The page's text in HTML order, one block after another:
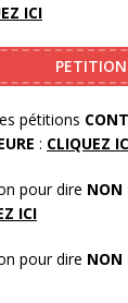
ICI
PETITION
pétitions
: CLIQUEZ
pour dire NON
ICI
pour dire